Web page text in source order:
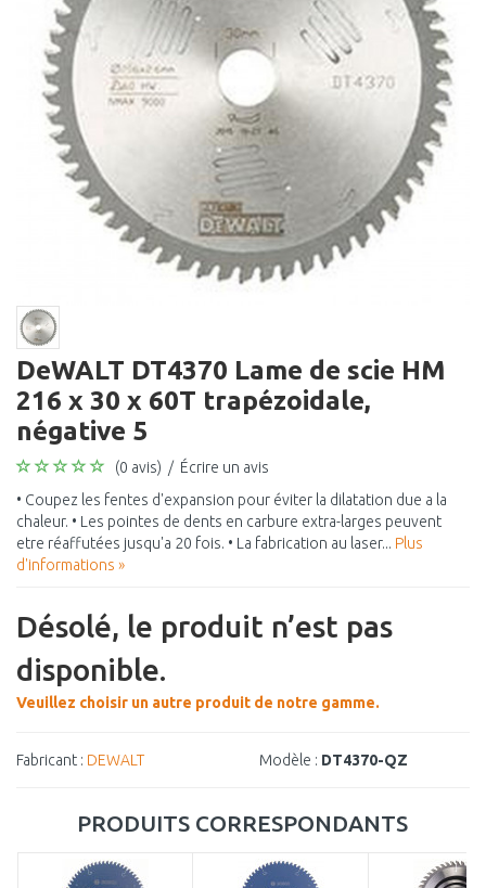
DeWALT DT4370 Lame de scie HM
216 x 30 x 60T trapézoidale,
négative 5
(0 avis) / Écrire un avis
• Coupez les fentes d'expansion pour éviter la dilatation due a la
chaleur. • Les pointes de dents en carbure extra-larges peuvent
etre réaffutées jusqu'a 20 fois. • La fabrication au laser... Plus
d'informations »
Désolé, le produit n’est pas
disponible.
Veuillez choisir un autre produit de notre gamme.
Fabricant : DEWALT Modèle : DT4370-QZ
PRODUITS CORRESPONDANTS